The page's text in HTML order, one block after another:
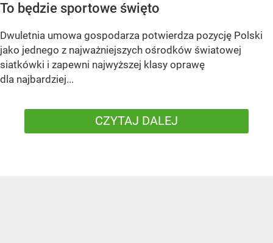
To będzie sportowe święto
Dwuletnia umowa gospodarza potwierdza pozycję Polski
jako jednego z najważniejszych ośrodków światowej
siatkówki i zapewni najwyższej klasy oprawę
dla najbardziej...
CZYTAJ DALEJ